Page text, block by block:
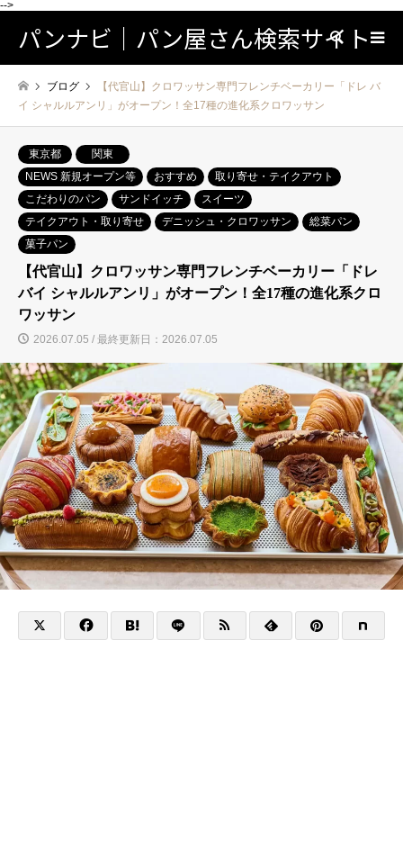
-->
パンナビ｜パン屋さん検索サイト検索
ブログ
【代官山】クロワッサン専門フレンチベーカリー「ドレ バ
イ シャルルアンリ」がオープン！全17種の進化系クロワッサン
東京都
関東
NEWS 新規オープン等
おすすめ
取り寄せ・テイクアウト
こだわりのパン
サンドイッチ
スイーツ
テイクアウト・取り寄せ
デニッシュ・クロワッサン
総菜パン
菓子パン
【代官山】クロワッサン専門フレンチベーカリー「ドレ
バイ シャルルアンリ」がオープン！全17種の進化系クロ
ワッサン
2026.07.05 / 最終更新日：2026.07.05